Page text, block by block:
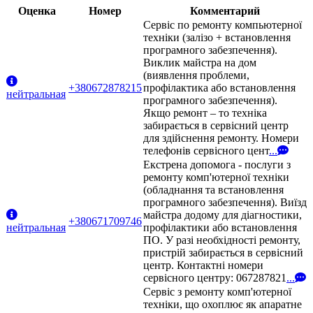
Оценка Номер Комментарий
нейтральная
+380672878215
Сервіс по ремонту компьютерної
техніки (залізо + встановлення
програмного забезпечення).
Виклик майстра на дом
(виявлення проблеми,
профілактика або встановлення
програмного забезпечення).
Якщо ремонт – то техніка
забирається в сервісний центр
для здійснення ремонту. Номери
телефонів сервісного цент...
нейтральная
+380671709746
Екстрена допомога - послуги з
ремонту комп'ютерної техніки
(обладнання та встановлення
програмного забезпечення). Виїзд
майстра додому для діагностики,
профілактики або встановлення
ПО. У разі необхідності ремонту,
пристрій забирається в сервісний
центр. Контактні номери
сервісного центру: 067287821 ...
Сервіс з ремонту комп'ютерної
техніки, що охоплює як апаратне